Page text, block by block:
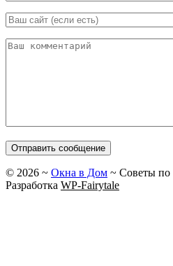
© 2026 ~ Окна в Дом ~ Советы по
Разработка WP-Fairytale